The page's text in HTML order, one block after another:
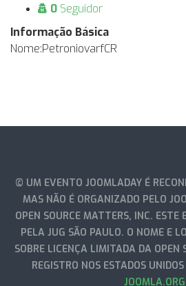
0 Seguidor
Informação Básica
Nome:PetroniovarfCR
© UM EVENTO JOOMLADAY É
MAS NÃO É ORGANIZADO PELO
OPEN SOURCE MATTERS, INC. ESTE
PELA JUG SÃO PAULO. O NOME E
SOBRE LICENÇA LIMITADA DA OPEN
REGISTRO NOS ESTADOS
JOOMLA.ORG